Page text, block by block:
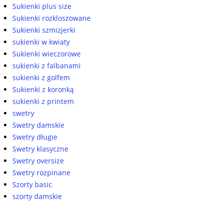
Sukienki plus size
Sukienki rozkloszowane
Sukienki szmizjerki
sukienki w kwiaty
Sukienki wieczorowe
sukienki z falbanami
sukienki z golfem
Sukienki z koronką
sukienki z printem
swetry
Swetry damskie
Swetry długie
Swetry klasyczne
Swetry oversize
Swetry rozpinane
Szorty basic
szorty damskie